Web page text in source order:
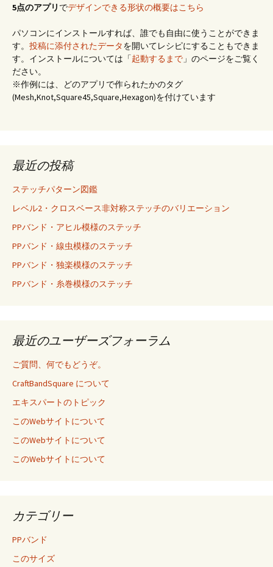
5点のアプリ でデザインできる形状の概要はこちら
パソコンにインストールすれば、誰でも自由に使うことができま
す。 投稿に添付されたデータを開いてレシピにすることもできま
す。インストールについては「起動するまで 」のページをご覧く
ださい。
※作例には、どのアプリで作られたかのタグ
(Mesh,Knot,Square45,Square,Hexagon)を付けています
最近の投稿
ステッチパターン図鑑
レベル2・クロスベース非対称ステッチのバリエーション
PPバンド・アヒル模様のステッチ
PPバンド・線虫模様のステッチ
PPバンド・独楽模様のステッチ
PPバンド・糸巻模様のステッチ
最近のユーザーズフォーラム
ご質問、何でもどうぞ。
CraftBandSquare について
エキスパートのトピック
このWebサイトについて
このWebサイトについて
このWebサイトについて
カテゴリー
PPバンド
このサイズ